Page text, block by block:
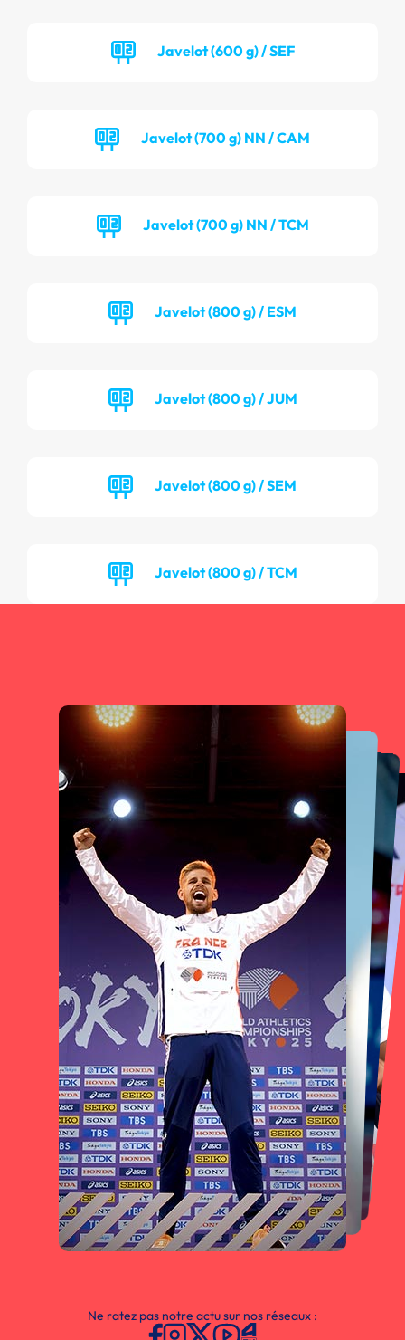
Javelot (600 g) / SEF
Javelot (700 g) NN / CAM
Javelot (700 g) NN / TCM
Javelot (800 g) / ESM
Javelot (800 g) / JUM
Javelot (800 g) / SEM
Javelot (800 g) / TCM
Ne ratez pas notre actu sur nos réseaux :